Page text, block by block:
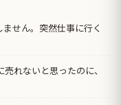
せん。突然仕事に行く
れないと思ったのに、